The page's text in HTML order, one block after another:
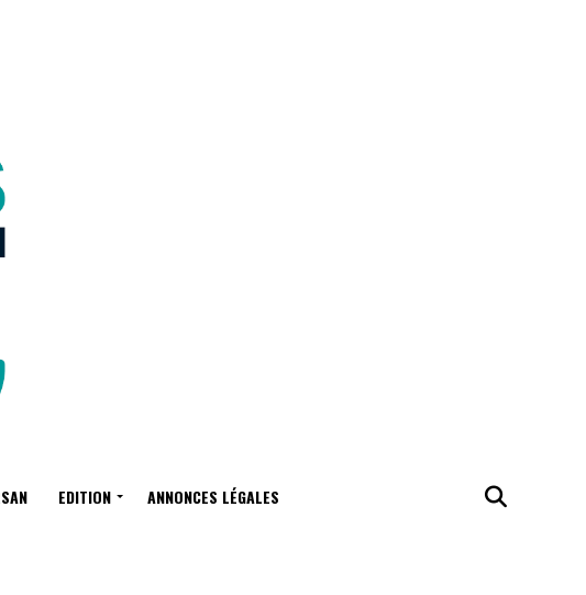
EDITION ANNONCES LÉGALES